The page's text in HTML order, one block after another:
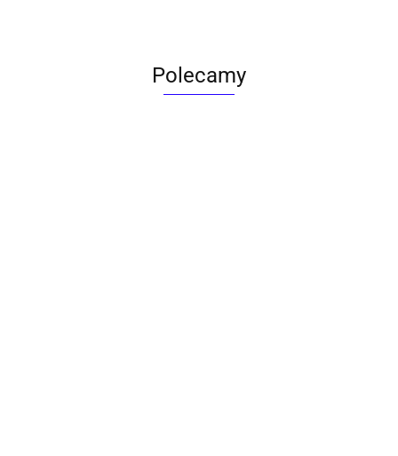
Polecamy